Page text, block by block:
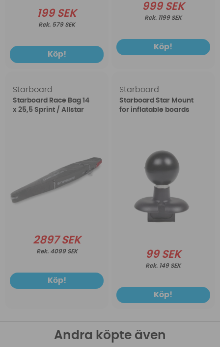
199 SEK
579 SEK
Köp!
999 SEK
1199 SEK
Köp!
Starboard
Starboard Race Bag 14
x 25,5 Sprint / Allstar
2897 SEK
4099 SEK
Köp!
Starboard
Starboard Star Mount
for inflatable boards
99 SEK
149 SEK
Köp!
Andra köpte även